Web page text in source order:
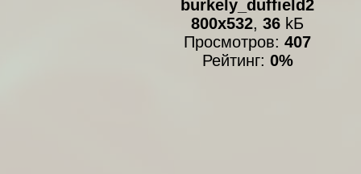
burkely_duffield2
800x532, 36 kБ
Просмотров: 407
Рейтинг: 0%